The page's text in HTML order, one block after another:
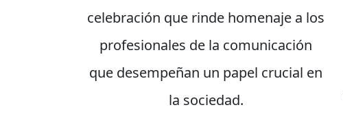
celebración que rinde homenaje a los
profesionales de la comunicación
que desempeñan un papel crucial en
la sociedad.